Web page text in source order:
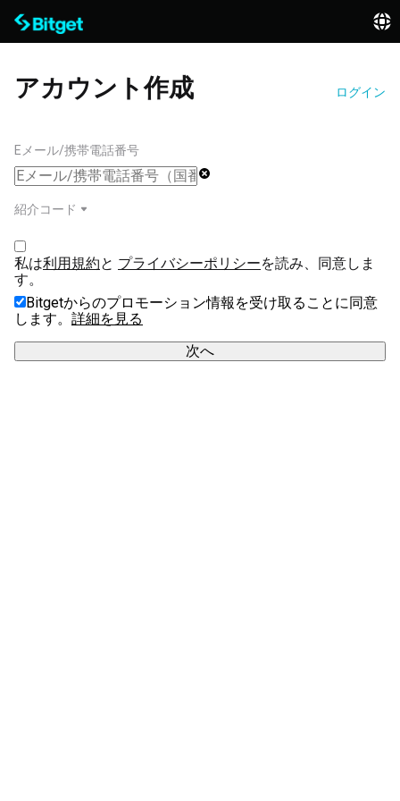
アカウント作成 ログイン
Eメール/携帯電話番号
紹介コード
私は利用規約と プライバシーポリシーを読み、同意しま
す。
Bitgetからのプロモーション情報を受け取ることに同意
します。 詳細を見る
次へ